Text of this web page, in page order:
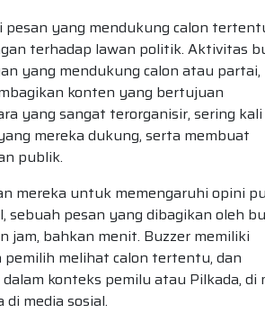
yang mendukung calon
terhadap lawan politik. Aktivitas
yang mendukung calon atau partai,
konten yang bertujuan
yang sangat terorganisir, sering kali
mereka dukung, serta membuat
publik.
mereka untuk memengaruhi opini
pesan yang dibagikan oleh
jam, bahkan menit. Buzzer memiliki
melihat calon tertentu, dan
konteks pemilu atau Pilkada, di
media sosial.